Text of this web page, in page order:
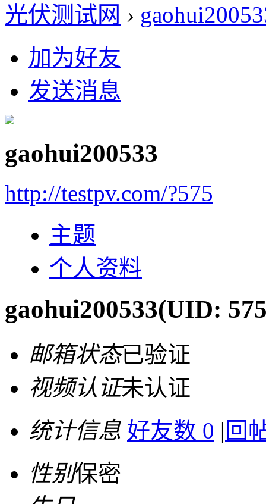
光伏测试网 ›
加为好友
发送消息
gaohui200533
http://testpv.com/?575
主题
个人资料
gaohui200533(UID:
邮箱状态已验证
视频认证未认证
统计信息 好友数 0 | 回
性别保密